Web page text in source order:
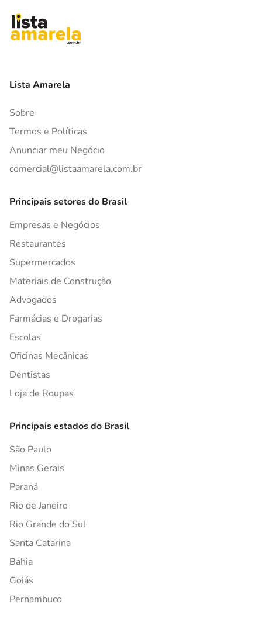
Lista Amarela
Sobre
Termos e Políticas
Anunciar meu Negócio
comercial@listaamarela.com.br
Principais setores do Brasil
Empresas e Negócios
Restaurantes
Supermercados
Materiais de Construção
Advogados
Farmácias e Drogarias
Escolas
Oficinas Mecânicas
Dentistas
Loja de Roupas
Principais estados do Brasil
São Paulo
Minas Gerais
Paraná
Rio de Janeiro
Rio Grande do Sul
Santa Catarina
Bahia
Goiás
Pernambuco